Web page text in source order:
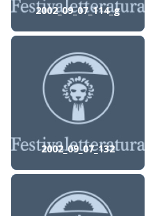
2002_09_07_114_g
2002_09_07_132